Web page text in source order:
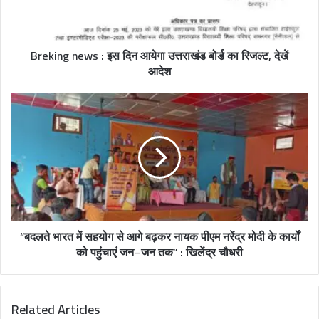
Breking news : इस दिन आयेगा उत्तराखंड बोर्ड का रिजल्ट, देखें
आदेश
“बदलते भारत में सहयोग से आगे बढ़कर नायक पीएम नरेंद्र मोदी के कार्यों
को पहुंचाएं जन–जन तक” : खिलेंद्र चौधरी
Related Articles